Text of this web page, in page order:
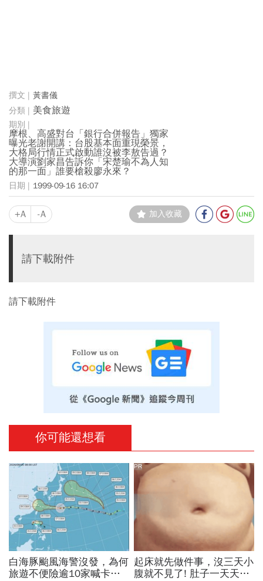
黃書儀
美食旅遊
摩根、高盛對台「銀行合併報告」獨家
曝光老謝開講：台股基本面重現榮景，
大格局行情正式啟動誰沒被李敖告過？
大導演劉家昌告訴你「宋楚瑜不為人知
的那一面」誰要槍殺廖永來？
1999-09-16 16:07
+A -A 加入收藏
請下載附件
請下載附件
你可能還想看
白海豚颱風海警沒發，為何
旅遊不便險逾10家喊卡不
起床就先做件事，沒三天小
腹就不見了! 肚子一天天變
PR